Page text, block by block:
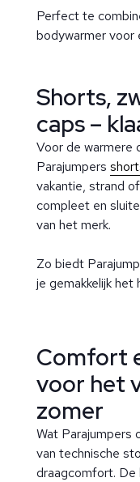
Perfect te
bodywarmer voor
Shorts,
caps –
Voor de warmere
Parajumpers
vakantie, strand
compleet en
van het merk.
Zo biedt
je gemakkelijk het
Comfort
voor het
zomer
Wat Parajumpers
van technische
draagcomfort. De